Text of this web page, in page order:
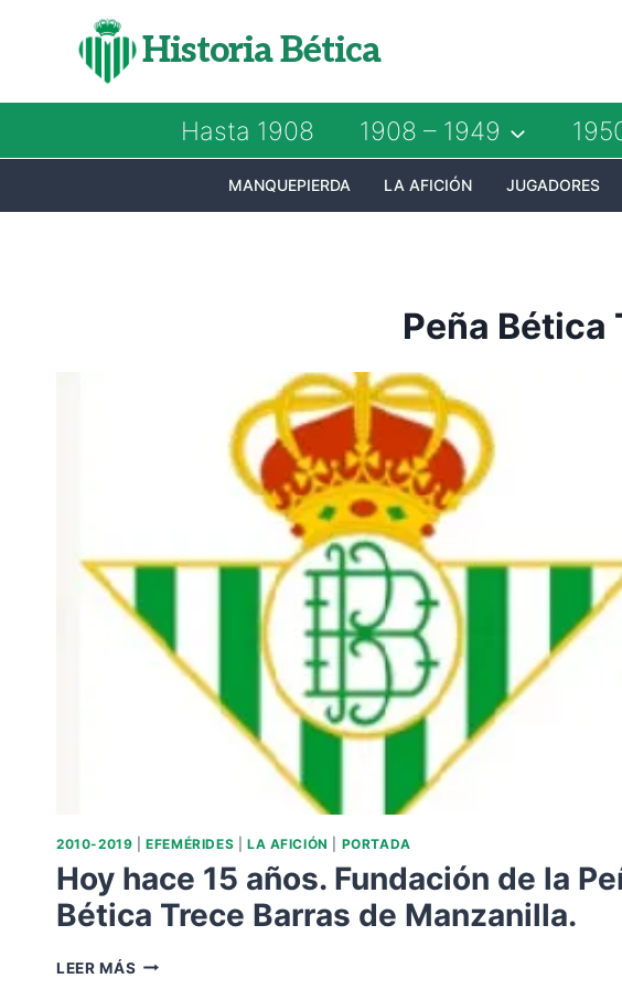
Historia Bética
Hasta 1908 1908 – 1949
MANQUEPIERDA LA AFICIÓN JUGADORES
Peña Bética
2010-2019 |EFEMÉRIDES LA AFICIÓN PORTADA
Hoy hace 15 años. Fundación de la
Bética Trece Barras de Manzanilla.
LEER MÁS HOY